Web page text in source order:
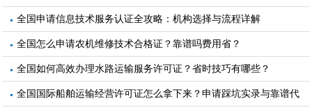
解 全国申请信息技术服务认证全攻略：机构选择与流程详解
全国怎么申请农机维修技术合格证？靠谱吗费用省？
全国如何高效办理水路运输服务许可证？省时技巧有哪些？
全国国际船舶运输经营许可证怎么拿下来？申请踩坑实录与靠谱代